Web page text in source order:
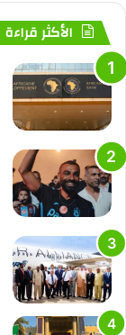
الأكثر قراءة